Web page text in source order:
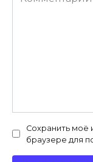
Сохранить моё
браузере для